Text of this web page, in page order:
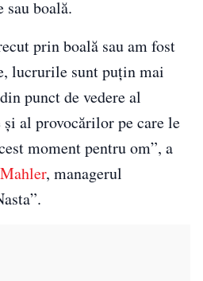
boală.
prin boală sau am fost
lucrurile sunt puţin mai
punct de vedere al
al provocărilor pe care le
moment pentru om”, a
, managerul